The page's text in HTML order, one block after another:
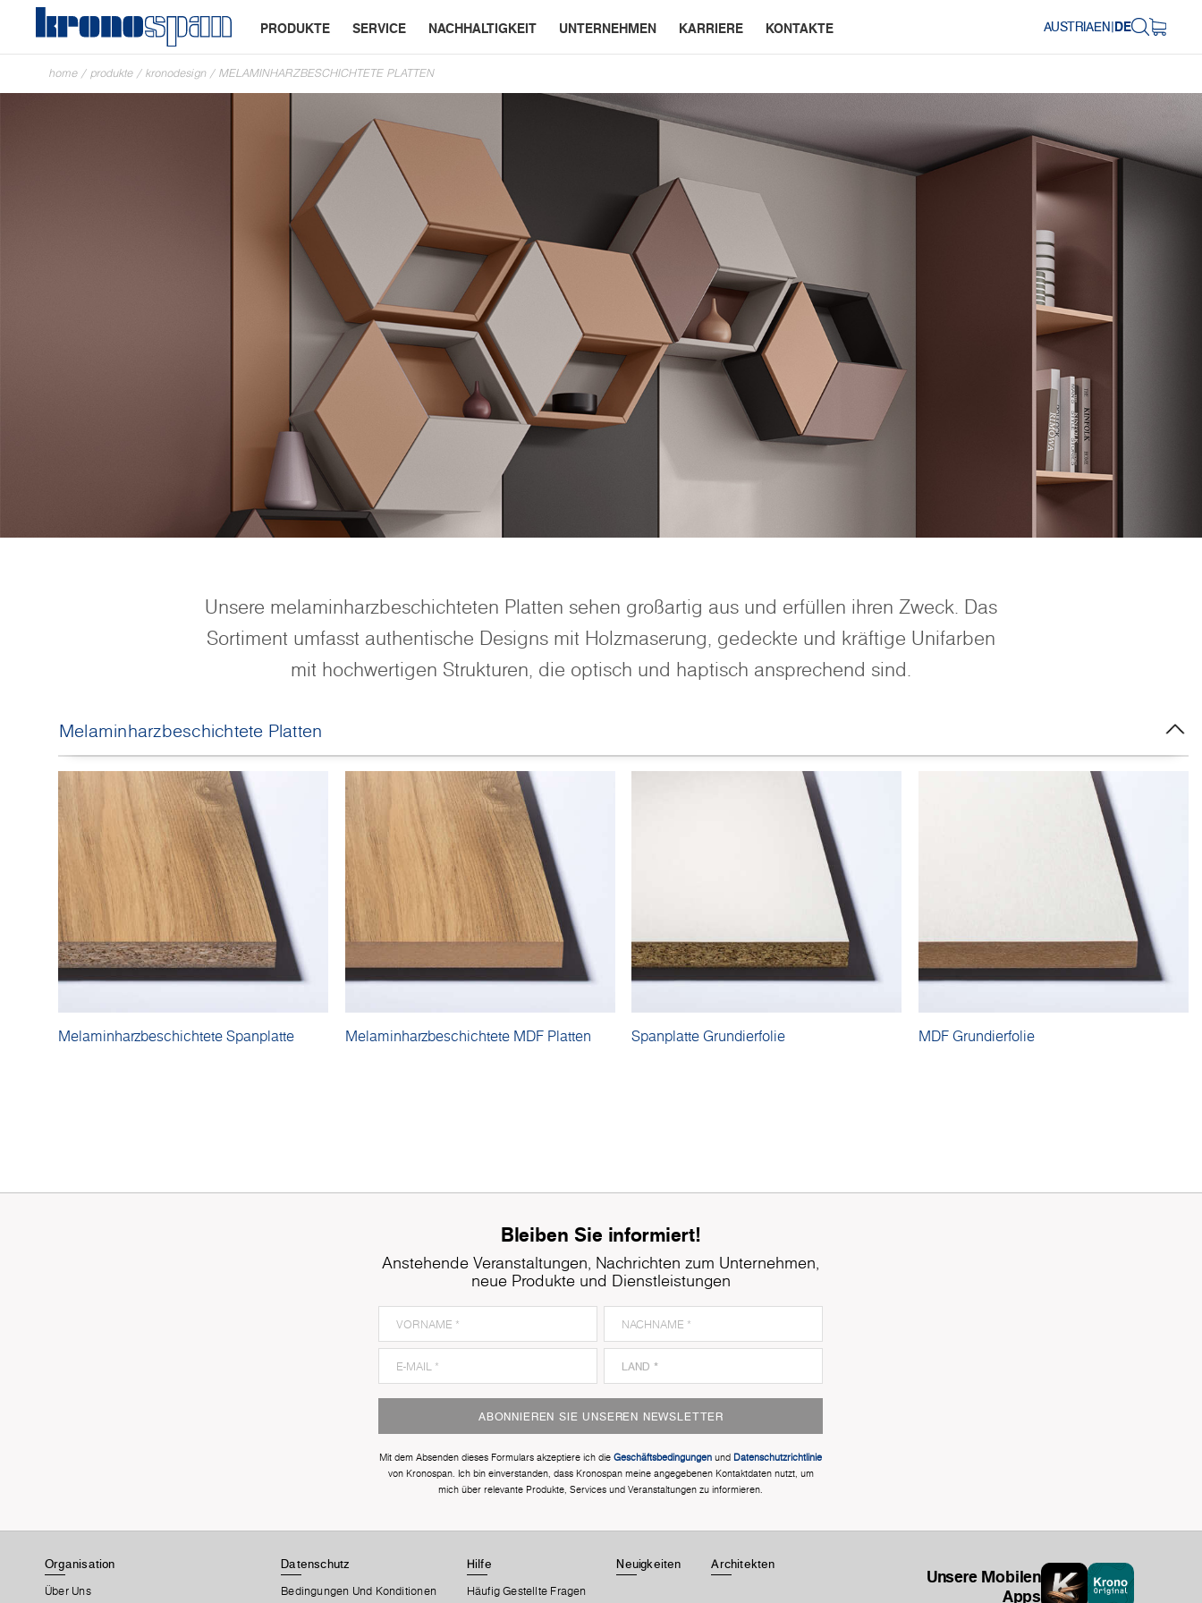
PRODUKTE SERVICE NACHHALTIGKEIT UNTERNEHMEN KARRIERE KONTAKTE AUSTRIAEN|DE
home / produkte / kronodesign / MELAMINHARZBESCHICHTETE PLATTEN
Unsere melaminharzbeschichteten Platten sehen großartig aus und erfüllen ihren Zweck. Das
Sortiment umfasst authentische Designs mit Holzmaserung, gedeckte und kräftige Unifarben
mit hochwertigen Strukturen, die optisch und haptisch ansprechend sind.
Melaminharzbeschichtete Platten
Melaminharzbeschichtete Spanplatte Melaminharzbeschichtete MDF Platten Spanplatte Grundierfolie MDF Grundierfolie
Bleiben Sie informiert!
Anstehende Veranstaltungen, Nachrichten zum Unternehmen,
neue Produkte und Dienstleistungen
ABONNIEREN SIE UNSEREN NEWSLETTER
Mit dem Absenden dieses Formulars akzeptiere ich dieGeschäftsbedingungen und Datenschutzrichtlinie
von Kronospan. Ich bin einverstanden, dass Kronospan meine angegebenen Kontaktdaten nutzt, um
mich über relevante Produkte, Services und Veranstaltungen zu informieren.
Organisation
Über Uns
Datenschutz
Bedingungen Und Konditionen
Hilfe
Häufig Gestellte Fragen
Neuigkeiten Architekten
Unsere Mobilen
Apps